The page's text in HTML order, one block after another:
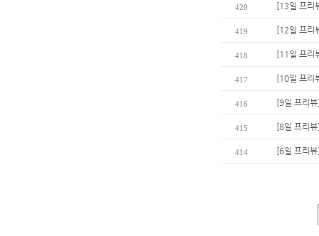
420 [13일 프리
419 [12일 프리
418 [11일 프리
417 [10일 프리
416 [9일 프리
415 [8일 프리
414 [6일 프리